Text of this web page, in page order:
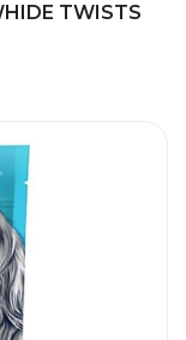
TWISTS